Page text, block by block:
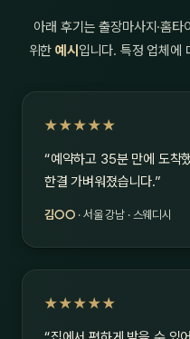
아래 후기는 출장마사지·홈타
위한예시 입니다. 특정 업체에
★★★★★
“예약하고 35분 만에 도착
한결 가벼워졌습니다.”
김○○ · 서울 강남 · 스웨디시
★★★★★